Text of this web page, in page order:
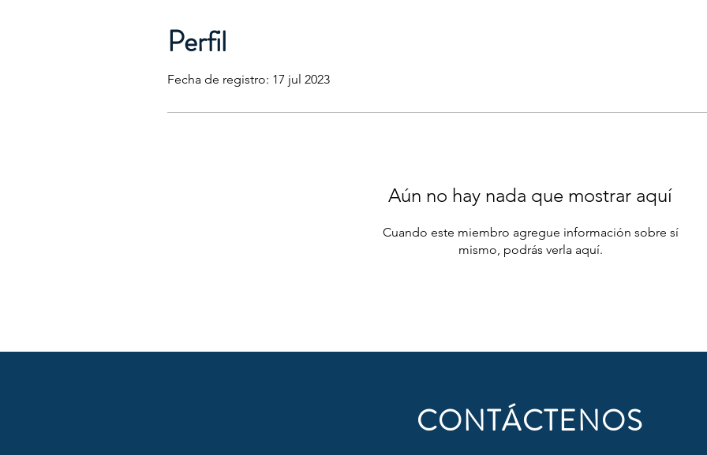
Perfil
Fecha de registro: 17 jul 2023
Aún no hay nada que mostrar aquí
Cuando este miembro agregue información sobre sí
mismo, podrás verla aquí.
CONTÁCTENOS